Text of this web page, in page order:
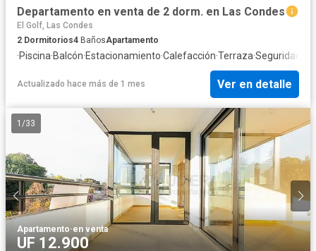
Departamento en venta de 2 dorm. en Las Condes
El Golf, Las Condes
2 Dormitorios4 BañosApartamento
·Piscina·Balcón·Estacionamiento·Calefacción·Terraza·Seguridad
Actualizado hace más de 1 mes Ver en detalle
1 /33
Apartamento·en venta
UF 12.900